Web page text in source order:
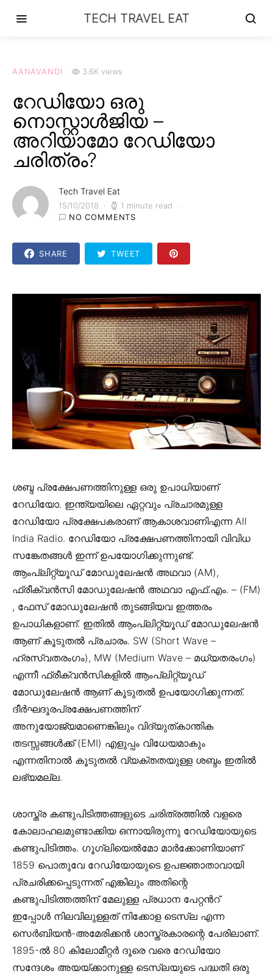
TECH TRAVEL EAT
AANAVANDI 3.6K views
റേഡിയോ ഒരു
നൊസ്റ്റാള്‍ജിയ –
അറിയാമോ റേഡിയോ
ചരിത്രം?
Tech Travel Eat
15/10/2018
1 minute read
NO COMMENTS
SHARE TWEET
ശബ്ദ പ്രക്ഷേപണത്തിനുള്ള ഒരു ഉപാധിയാണ്
റേഡിയോ. ഇന്ത്യയിലെ ഏറ്റവും പ്രചാരമുള്ള
റേഡിയോ പ്രക്ഷേപകരാണ്‌ ആകാശവാണിഎന്ന All
India Radio. റേഡിയോ പ്രക്ഷേപണത്തിനായി വിവിധ
സങ്കേതങ്ങൾ ഇന്ന് ഉപയോഗിക്കുന്നുണ്ട്.
ആംപ്ലിറ്റ്യൂഡ് മോഡുലേഷൻ അഥവാ (AM),
ഫ്രീക്വൻസി മോഡുലേഷൻ അഥവാ എഫ്.എം. – (FM)
, ഫേസ് മോഡുലേഷൻ തുടങ്ങിയവ ഇത്തരം
ഉപാധികളാണ്. ഇതിൽ ആംപ്ലിറ്റ്യൂഡ് മോഡുലേഷൻ
ആണ് കൂടുതൽ പ്രചാരം. SW (Short Wave –
ഹ്രസ്വതരംഗം), MW (Medium Wave – മധ്യതരംഗം)
എന്നീ ഫ്രീക്വൻസികളിൽ ആംപ്ലിറ്റ്യൂഡ്
മോഡുലേഷൻ ആണ് കൂടുതൽ ഉപയോഗിക്കുന്നത്.
ദീർഘദൂരപ്രക്ഷേപണത്തിന്
അനുയോജ്യമാണെങ്കിലും വിദ്യുത്കാന്തിക
തടസ്സങ്ങൾക്ക് (EMI) എളുപ്പം വിധേയമാകും
എന്നതിനാൽ കൂടുതൽ വ്യക്തതയുള്ള ശബ്ദം ഇതിൽ
ലഭ്യമല്ല.
ശാസ്ത്ര കണ്ടുപിടിത്തങ്ങളുടെ ചരിത്രത്തിൽ വളരെ
കോലാഹലമുണ്ടാക്കിയ ഒന്നായിരുന്നു റേഡിയോയുടെ
കണ്ടുപിടിത്തം. ഗൂഗ്ലിയെൽമോ മാർക്കോണിയാണ്
1859 പൊതുവേ റേഡിയോയുടെ ഉപജ്ഞാതാവായി
പ്രചരിക്കപ്പെടുന്നത് എങ്കിലും അതിന്റെ
കണ്ടുപിടിത്തത്തിന് മേലുള്ള പ്രധാന പേറ്റൻറ്
ഇപ്പോൾ നിലവിലുള്ളത് നിക്കോള ടെസ്ല എന്ന
സെർബിയൻ-അമേരിക്കൻ ശാസ്ത്രകാരന്റെ പേരിലാണ്.
1895-ൽ 80 കിലോമീറ്റർ ദൂരെ വരെ റേഡിയോ
സന്ദേശം അയയ്ക്കാനുള്ള ടെസ്ലയുടെ പദ്ധതി ഒരു